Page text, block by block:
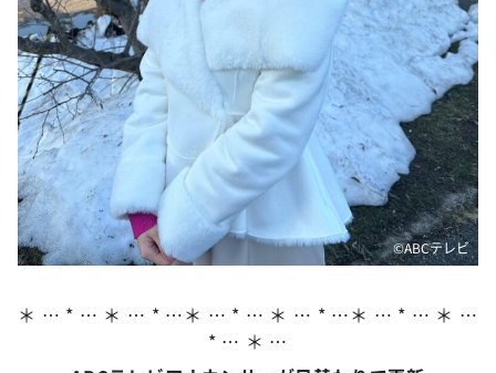
©ABCテレビ
＊ … * … ＊ … * …＊ … * … ＊ … * …＊ … * … ＊ …
* … ＊ …